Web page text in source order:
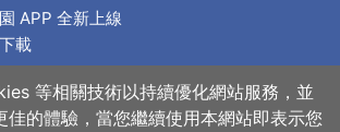
APP 全新上線
載
等相關技術以持續優化網站服務，並
佳的體驗，當您繼續使用本網站即表示您